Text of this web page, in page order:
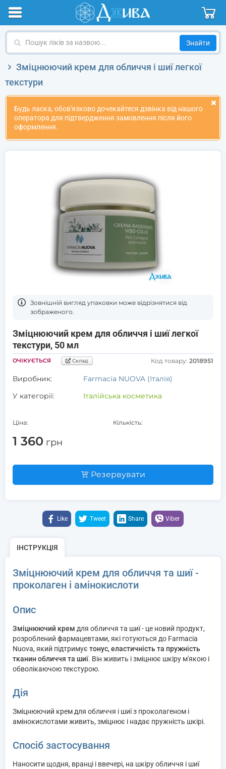
Пошук
назвою
Зміцнюючий крем для обличчя і шиї легкої
текстури
Будь ласка, обов'язково дочекайтеся дзвінка від нашого
оператора для підтвердження замовлення після його
оформлення.
Зовнішній вигляд упаковки може відрізнятися від
зображеного.
Зміцнюючий крем для обличчя і шиї легкої
текстури, 50 мл
ОЧІКУЄТЬСЯ Склад Код товару: 2018951
Виробник:
Farmacia NUOVA (Італія)
У категорії:
Італійська косметика
Ціна:
1 360 грн
Кількість:
Резервувати
Like Tweet Share Viber
ІНСТРУКЦІЯ
Зміцнюючий крем для обличчя та шиї -
проколаген і амінокислоти
Опис
Зміцнюючий крем для обличчя та шиї - це новий продукт,
розроблений фармацевтами, які готуються до Farmacia
Nuova, який підтримує тонус, еластичність та пружність
тканин обличчя та шиї. Він живить і зміцнює шкіру м'якою і
обволікаючою текстурою.
Дія
Зміцнюючий крем для обличчя і шиї з проколагеном і
амінокислотами живить, зміцнює і надає пружність шкірі.
Спосіб застосування
Наносити щодня, вранці і ввечері, на шкіру обличчя і шиї